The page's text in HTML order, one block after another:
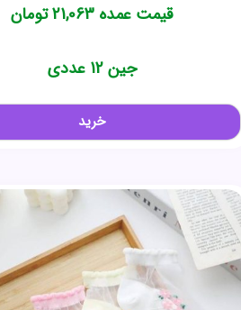
قیمت عمده21,063تومان
جین 12 عددی
خرید